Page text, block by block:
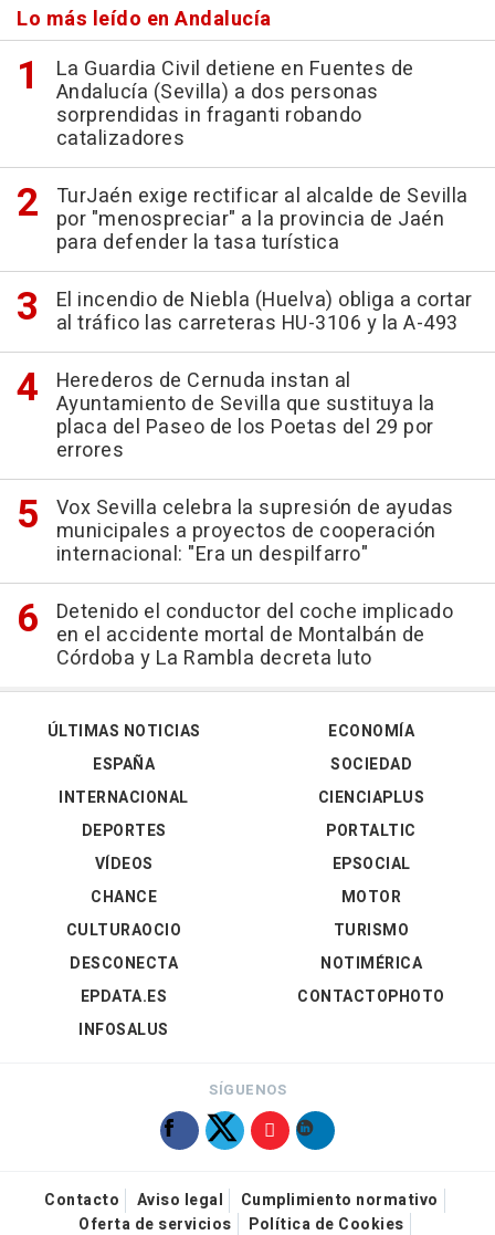
Lo más leído en Andalucía
La Guardia Civil detiene en Fuentes de
Andalucía (Sevilla) a dos personas
sorprendidas in fraganti robando
catalizadores
TurJaén exige rectificar al alcalde de Sevilla
por "menospreciar" a la provincia de Jaén
para defender la tasa turística
El incendio de Niebla (Huelva) obliga a cortar
al tráfico las carreteras HU-3106 y la A-493
Herederos de Cernuda instan al
Ayuntamiento de Sevilla que sustituya la
placa del Paseo de los Poetas del 29 por
errores
Vox Sevilla celebra la supresión de ayudas
municipales a proyectos de cooperación
internacional: "Era un despilfarro"
Detenido el conductor del coche implicado
en el accidente mortal de Montalbán de
Córdoba y La Rambla decreta luto
ÚLTIMAS NOTICIAS
ESPAÑA
INTERNACIONAL
DEPORTES
VÍDEOS
ECONOMÍA
SOCIEDAD
CIENCIAPLUS
PORTALTIC
EPSOCIAL
CHANCE
CULTURAOCIO
DESCONECTA
EPDATA.ES
INFOSALUS
MOTOR
TURISMO
NOTIMÉRICA
CONTACTOPHOTO
SÍGUENOS
Contacto Aviso legal
Cumplimiento normativo
Oferta de servicios
Política de Cookies